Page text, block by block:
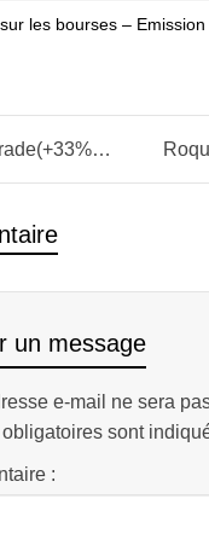
les bourses – Emission
proche du plus haut
un message
e-mail ne sera
sont
: